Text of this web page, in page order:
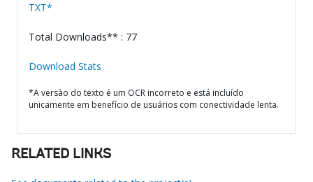
TXT*
Total Downloads** : 77
Download Stats
*A versão do texto é um OCR incorreto e está incluído
unicamente em benefício de usuários com conectividade lenta.
RELATED LINKS